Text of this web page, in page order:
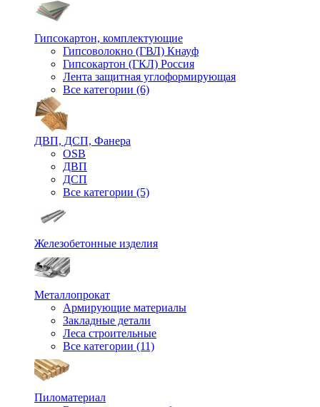
Гипсокартон, комплектующие
Гипсоволокно (ГВЛ) Кнауф
Гипсокартон (ГКЛ) Россия
Лента защитная углоформирующая
Все категории (6)
ДВП, ДСП, Фанера
OSB
ДВП
ДСП
Все категории (5)
Железобетонные изделия
Металлопрокат
Армирующие материалы
Закладные детали
Леса строительные
Все категории (11)
Пиломатериал